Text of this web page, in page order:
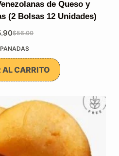
de Queso y
(2 Bolsas 12 Unidades)
$56.00
El
precio
original
era:
$56.00.
El
precio
actual
es:
$45.90.
CARRITO